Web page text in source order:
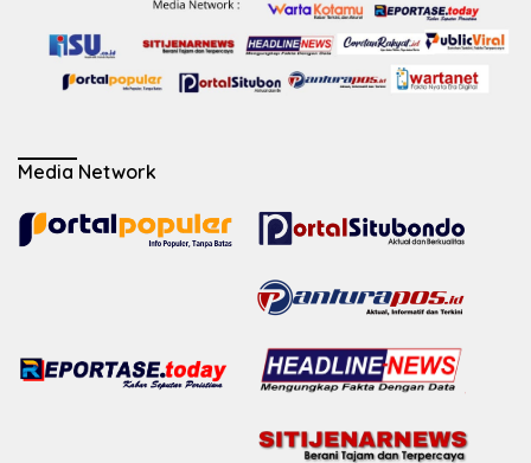
Media Network